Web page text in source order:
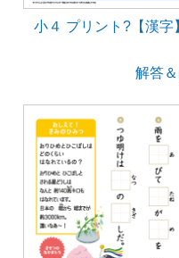
小４ プリント?【漢字
解答